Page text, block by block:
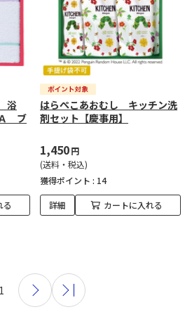
浴
Ａ ブ
る
はらぺこあおむし キッチン洗
剤セット【慶事用】
1,450円
(送料・税込)
獲得ポイント : 14
詳細 カートに入れる
1